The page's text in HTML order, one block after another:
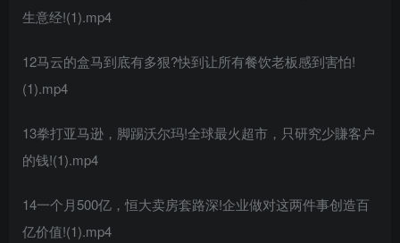
生意经!(1).mp4
12马云的盒马到底有多狠?快到让所有餐饮老板感到害怕!
(1).mp4
13拳打亚马逊，脚踢沃尔玛!全球最火超市，只研究少賺客户
的钱!(1).mp4
14一个月500亿，恒大卖房套路深!企业做对这两件事创造百
亿价值!(1).mp4